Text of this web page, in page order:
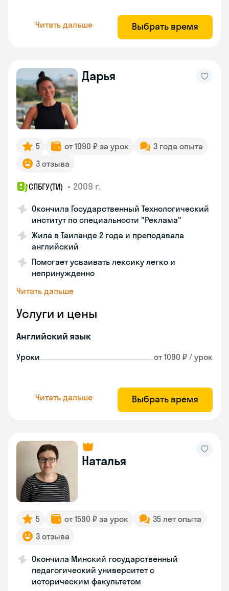
Читать дальше Выбрать время
Дарья
5 от 1090 ₽ за урок
3 года опыта
3 отзыва
СПБГУ(ТИ) • 2009 г.
Окончила Государственный Технологический
институт по специальности "Реклама"
Жила в Таиланде 2 года и преподавала
английский
Помогает усваивать лексику легко и
непринужденно
Читать дальше
Услуги и цены
Английский язык
Уроки от 1090 ₽ / урок
Читать дальше Выбрать время
Наталья
5 от 1590 ₽ за урок
35 лет опыта
3 отзыва
Окончила Минский государственный
педагогический университет с
историческим факультетом